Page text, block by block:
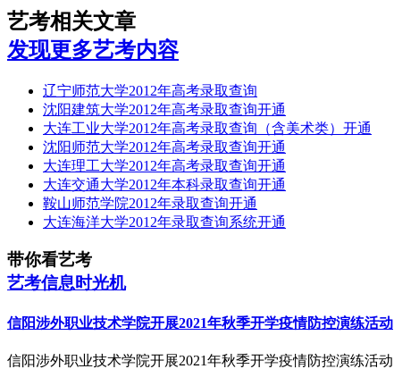
艺考相关文章
发现更多艺考内容
辽宁师范大学2012年高考录取查询
沈阳建筑大学2012年高考录取查询开通
大连工业大学2012年高考录取查询（含美术类）开通
沈阳师范大学2012年高考录取查询开通
大连理工大学2012年高考录取查询开通
大连交通大学2012年本科录取查询开通
鞍山师范学院2012年录取查询开通
大连海洋大学2012年录取查询系统开通
带你看艺考
艺考信息时光机
信阳涉外职业技术学院开展2021年秋季开学疫情防控演练活动
信阳涉外职业技术学院开展2021年秋季开学疫情防控演练活动